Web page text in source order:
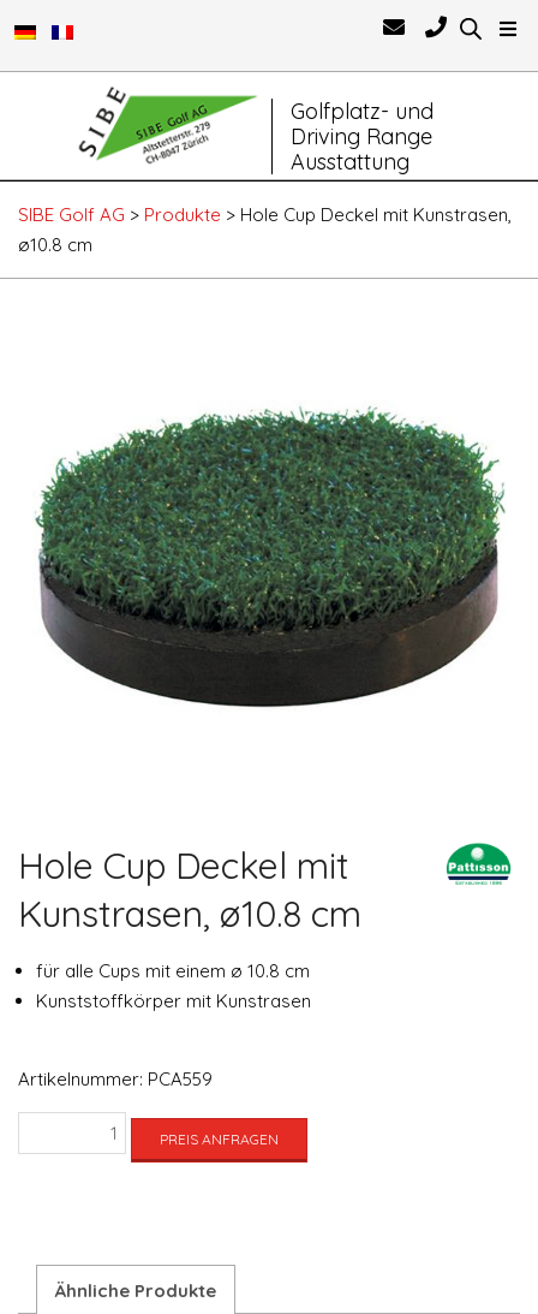
Golfplatz- und
Driving Range
Ausstattung
Navigation
SIBE Golf AG > Produkte > Hole Cup Deckel mit Kunstrasen,
ø10.8 cm
Hole Cup Deckel mit
Kunstrasen, ø10.8 cm
für alle Cups mit einem ø 10.8 cm
Kunststoffkörper mit Kunstrasen
Artikelnummer: PCA559
Cup
Menge
PREIS ANFRAGEN
Ähnliche Produkte